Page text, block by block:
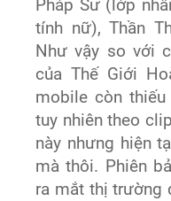
Pháp Sư (lớp
tính nữ), Thần
Như vậy so với
của Thế Giới
mobile còn thiếu
tuy nhiên theo
này nhưng hiện
mà thôi. Phiên
ra mắt thị trường